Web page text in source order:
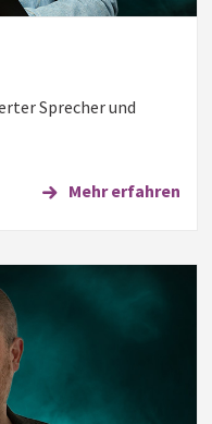
Sprecher und
Mehr erfahren